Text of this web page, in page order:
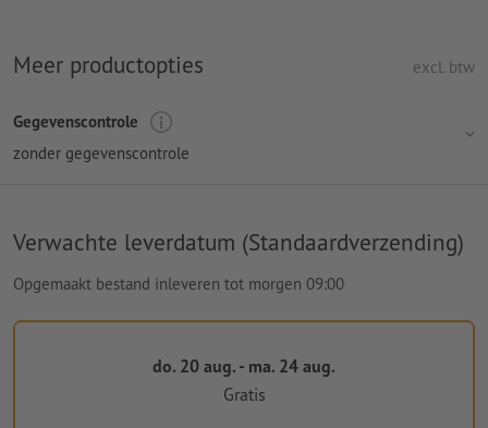
Meer productopties excl. btw
Gegevenscontrole
zonder gegevenscontrole
Verwachte leverdatum (Standaardverzending)
Opgemaakt bestand inleveren tot morgen 09:00
do. 20 aug. - ma. 24 aug.
Gratis